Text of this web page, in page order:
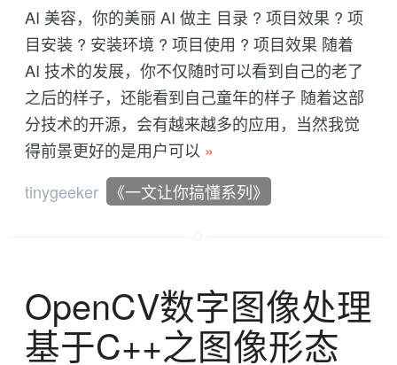
AI 美容，你的美丽 AI 做主 目录 ? 项目效果 ? 项
目安装 ? 安装环境 ? 项目使用 ? 项目效果 随着
AI 技术的发展，你不仅随时可以看到自己的老了
之后的样子，还能看到自己童年的样子 随着这部
分技术的开源，会有越来越多的应用，当然我觉
得前景更好的是用户可以 »
tinygeeker
《一文让你搞懂系列》
OpenCV数字图像处理
基于C++之图像形态